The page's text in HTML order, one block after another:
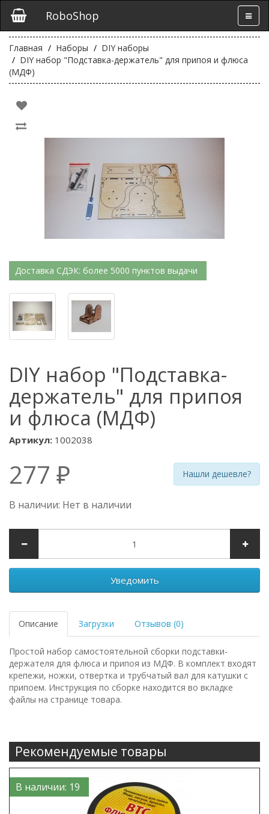
RoboShop
Главная Наборы
DIY наборы
DIY набор "Подставка-держатель" для припоя и флюса
(МДФ)
Доставка СДЭК: более 5000 пунктов выдачи
DIY набор "Подставка-
держатель" для припоя
и флюса (МДФ)
Артикул: 1002038
277 ₽ Нашли дешевле?
В наличии: Нет в наличии
Уведомить
Описание Загрузки Отзывов (0)
Простой набор самостоятельной сборки подставки-
держателя для флюса и припоя из МДФ. В комплект входят
крепежи, ножки, отвертка и трубчатый вал для катушки с
припоем. Инструкция по сборке находится во вкладке
файлы на странице товара.
Рекомендуемые товары
В наличии: 19